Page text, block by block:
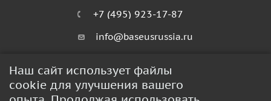
+7 (495) 923-17-87
info@baseusrussia.ru
ПОЛИТИКА КОНФИДЕНЦИАЛЬНОСТИ
Наш сайт использует файлы
cookie для улучшения вашего